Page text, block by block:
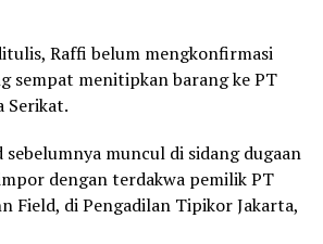
Raffi belum mengkonfirmasi
sempat menitipkan barang ke PT
Serikat.
sebelumnya muncul di sidang dugaan
dengan terdakwa pemilik PT
Field, di Pengadilan Tipikor Jakarta,